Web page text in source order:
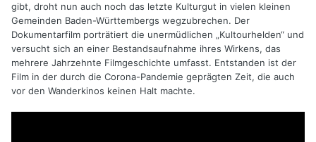
gibt, droht nun auch noch das letzte Kulturgut in vielen kleinen
Gemeinden Baden-Württembergs wegzubrechen. Der
Dokumentarfilm porträtiert die unermüdlichen „Kultourhelden“ und
versucht sich an einer Bestandsaufnahme ihres Wirkens, das
mehrere Jahrzehnte Filmgeschichte umfasst. Entstanden ist der
Film in der durch die Corona-Pandemie geprägten Zeit, die auch
vor den Wanderkinos keinen Halt machte.